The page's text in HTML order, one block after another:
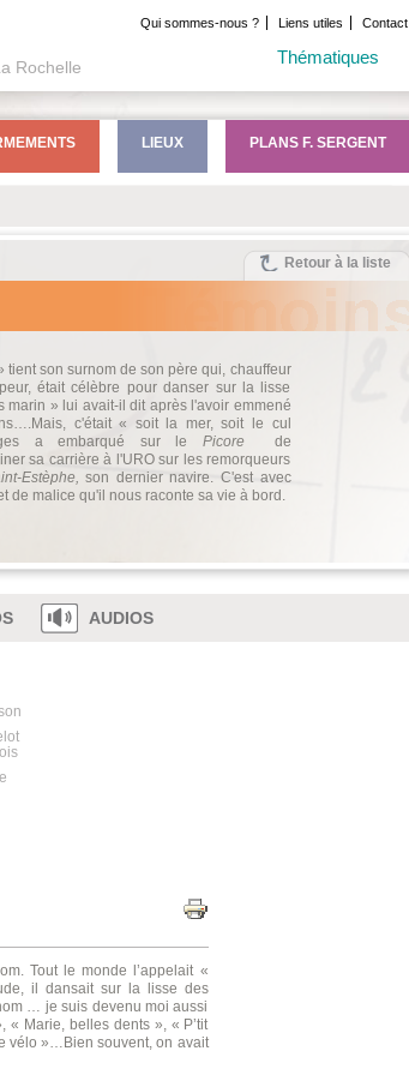
Rochelle
Qui sommes-nous ? Liens utiles Contact
Thématiques
Retour à la liste
tient son surnom de son père qui, chauffeur
était célèbre pour danser sur la lisse
marin » lui avait-il dit après l'avoir emmené
c'était « soit la mer, soit le cul
a embarqué sur le Picorede
sa carrière à l'URO sur les remorqueurs
Estèphe, son dernier navire. C'est avec
de malice qu'il nous raconte sa vie à bord.
AUDIOS
Tout le monde l’appelait «
il dansait sur la lisse des
… je suis devenu moi aussi
Marie, belles dents », « P’tit
vélo »…Bien souvent, on avait
LIEUX PLANS F. SERGENT